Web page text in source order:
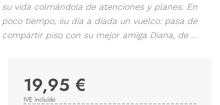
su vida colmándola de atenciones y planes. En
poco tiempo, su día a díada un vuelco: pasa de
compartir piso con su mejor amiga Diana, de ...
19,95 €
IVE incluído